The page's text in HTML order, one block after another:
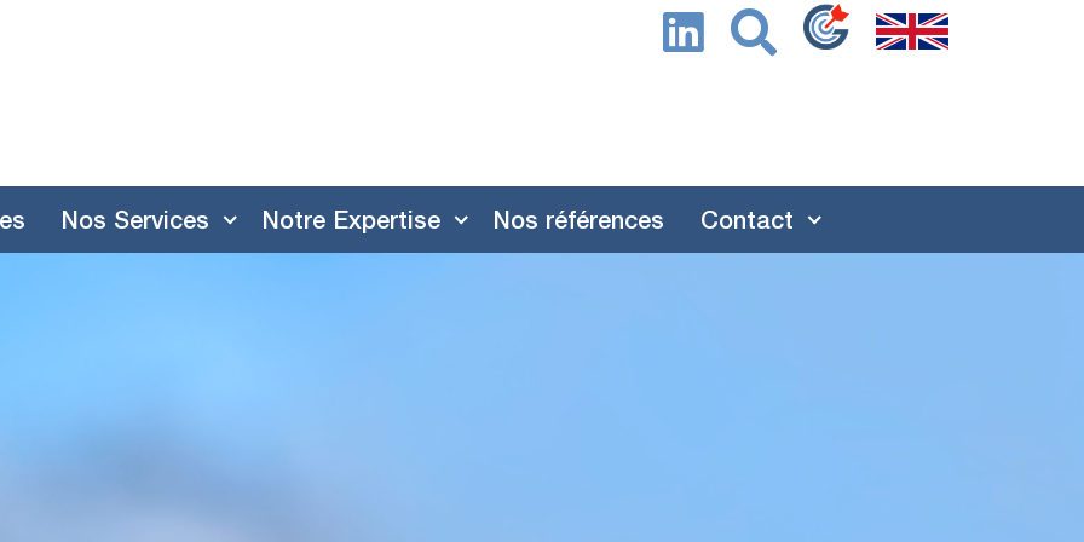
Nos Services Notre Expertise Nos références Contact